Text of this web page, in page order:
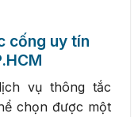
cống uy tín
vụ thông tắc
chọn được một